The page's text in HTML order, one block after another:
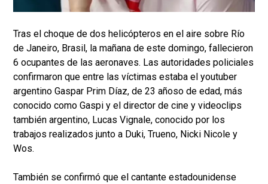
Tras el choque de dos helicópteros en el aire sobre Río
de Janeiro, Brasil, la mañana de este domingo, fallecieron
6 ocupantes de las aeronaves. Las autoridades policiales
confirmaron que entre las víctimas estaba el youtuber
argentino Gaspar Prim Díaz, de 23 añoso de edad, más
conocido como Gaspi y el director de cine y videoclips
también argentino, Lucas Vignale, conocido por los
trabajos realizados junto a Duki, Trueno, Nicki Nicole y
Wos.
También se confirmó que el cantante estadounidense